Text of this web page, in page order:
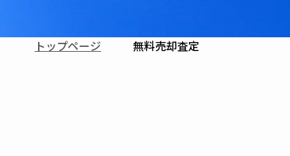
トップページ 無料売却査定